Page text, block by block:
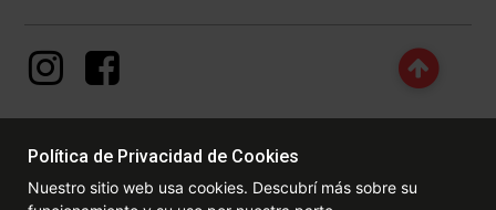
DERECHOS RESERVADOS. Las fotos contenidas en este site, el
Política de Privacidad de Cookies
Nuestro sitio web usa cookies. Descubrí más sobre su